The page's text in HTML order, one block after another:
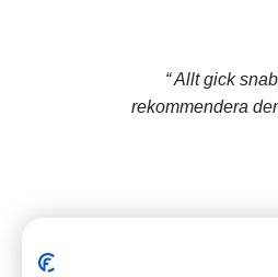
Allt gick
rekommendera